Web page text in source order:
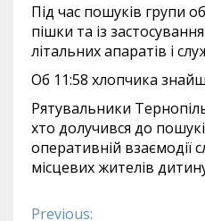
Під час пошуків групи
пішки та із
літальних апаратів і
Об 11:58 хлопчика
Рятувальники
хто долучився до
оперативній взаємодії
місцевих жителів
Previous: